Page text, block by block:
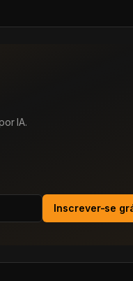
IA.
Inscrever-se